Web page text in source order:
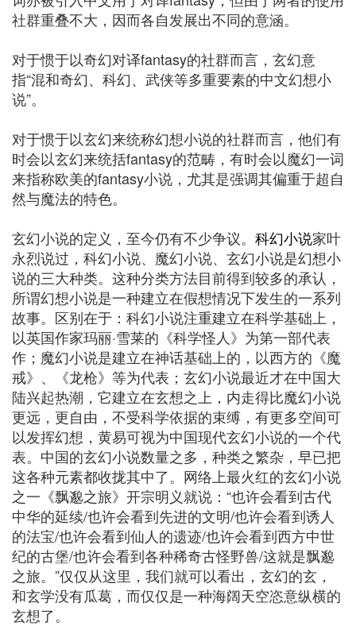
社群重叠不大，因而各自发展出不同的意涵。
对于惯于以奇幻对译fantasy的社群而言，玄幻意
指“混和奇幻、科幻、武侠等多重要素的中文幻想小
说”。
对于惯于以玄幻来统称幻想小说的社群而言，他们有
时会以玄幻来统括fantasy的范畴，有时会以魔幻一词
来指称欧美的fantasy小说，尤其是强调其偏重于超自
然与魔法的特色。
玄幻小说的定义，至今仍有不少争议。 科幻小说家叶
永烈说过，科幻小说、魔幻小说、玄幻小说是幻想小
说的三大种类。这种分类方法目前得到较多的承认，
所谓幻想小说是一种建立在假想情况下发生的一系列
故事。区别在于：科幻小说注重建立在科学基础上，
以英国作家玛丽·雪莱的《科学怪人》为第一部代表
作；魔幻小说是建立在神话基础上的，以西方的《魔
戒》、《龙枪》等为代表；玄幻小说最近才在中国大
陆兴起热潮，它建立在玄想之上，内走得比魔幻小说
更远，更自由，不受科学依据的束缚，有更多空间可
以发挥幻想，黄易可视为中国现代玄幻小说的一个代
表。中国的玄幻小说数量之多，种类之繁杂，早已把
这各种元素都收拢其中了。网络上最火红的玄幻小说
之一《飘邈之旅》开宗明义就说：“也许会看到古代
中华的延续/也许会看到先进的文明/也许会看到诱人
的法宝/也许会看到仙人的遗迹/也许会看到西方中世
纪的古堡/也许会看到各种稀奇古怪野兽/这就是飘邈
之旅。”仅仅从这里，我们就可以看出，玄幻的玄，
和玄学没有瓜葛，而仅仅是一种海阔天空恣意纵横的
玄想了。